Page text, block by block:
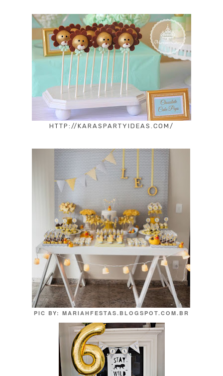
HTTP://KARASPARTYIDEAS.COM/
PIC BY: MARIAHFESTAS.BLOGSPOT.COM.BR